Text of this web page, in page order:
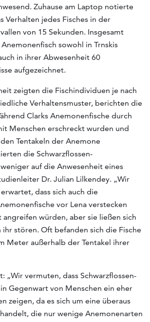
Zuhause am Laptop notierte
Verhalten jedes Fisches in der
von 15 Sekunden. Insgesamt
sowohl in Trnskis
in ihrer Abwesenheit 60
aufgezeichnet.
zeigten die Fischindividuen je nach
Verhaltensmuster, berichten die
Clarks Anemonenfische durch
Menschen erschreckt wurden und
Tentakeln der Anemone
die Schwarzflossen-
auf die Anwesenheit eines
Dr. Julian Lilkendey. „Wir
dass sich auch die
vor Lena verstecken
würden, aber sie ließen sich
stören. Oft befanden sich die Fische
Meter außerhalb der Tentakel ihrer
„Wir vermuten, dass Schwarzflossen-
Gegenwart von Menschen ein eher
zeigen, da es sich um eine überaus
die nur wenige Anemonenarten